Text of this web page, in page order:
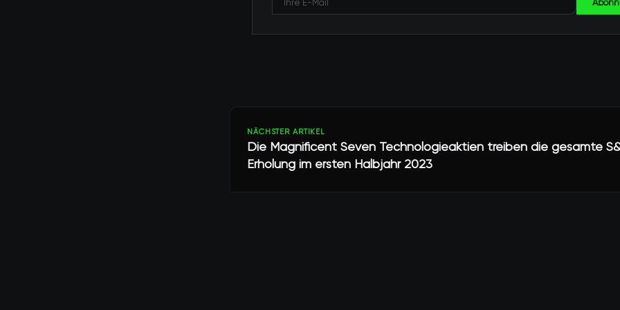
NÄCHSTER ARTIKEL
Die Magnificent Seven Technologieaktien treiben die gesamte
Erholung im ersten Halbjahr 2023